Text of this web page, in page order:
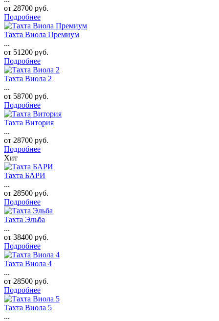
от 28700 руб.
Подробнее
Тахта Виола Премиум
...
от 51200 руб.
Подробнее
Тахта Виола 2
...
от 58700 руб.
Подробнее
Тахта Витория
...
от 28700 руб.
Подробнее
Хит
Тахта БАРИ
...
от 28500 руб.
Подробнее
Тахта Эльба
...
от 38400 руб.
Подробнее
Тахта Виола 4
...
от 28500 руб.
Подробнее
Тахта Виола 5
...